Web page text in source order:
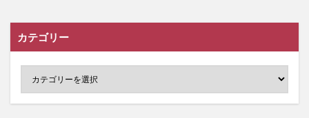
カテゴリー